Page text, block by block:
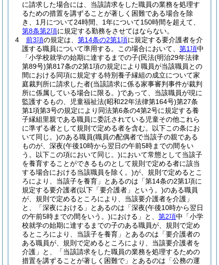
に請求した場合には、当該請求をした職員の業務を処理す
るための措置を講ずることが著しく困難である場合を除
き、1月について24時間、1年について150時間を超えて、
第8条第2項に規定する勤務をさせてはならない。
4
前3項の規定は、 第14条の2第1項に規定する要介護者を介
護する職員について準用する。
この場合において、 第1項中
「小学校就学の始期に達するまでの子(民法(明治29年法律
第89号)第817条の2第1項の規定により職員が当該職員との
間における同項に規定する特別養子縁組の成立について家
庭裁判所に請求した者(当該請求に係る家事審判事件が裁判
所に係属している場合に限る。)であって、当該職員が現に
監護するもの、児童福祉法(昭和22年法律第164号)第27条
第1項第3号の規定により同法第6条の4第2号に規定する養
子縁組里親である職員に委託されている児童その他これら
に準ずる者として規則で定める者を含む。以下この条にお
いて同じ。)のある職員(職員の配偶者で当該子の親である
ものが、深夜(午後10時から翌日の午前5時までの間をい
う。以下この項において同じ。)において常態として当該子
を養育することができるものとして規則で定める者に該当
する場合における当該職員を除く。)が、規則で定めるとこ
ろにより、当該子を養育」とあるのは「第14条の2第1項に
規定する要介護者(以下「要介護者」という。)のある職員
が、規則で定めるところにより、当該要介護者を介護」
と、「深夜における」とあるのは「深夜(午後10時から翌日
の午前5時までの間をいう。)における」と、 第2項中「小学
校就学の始期に達するまでの子のある職員が、規則で定め
るところにより、当該子を養育」とあるのは「要介護者の
ある職員が、規則で定めるところにより、当該要介護者を
介護」と、「当該請求をした職員の業務を処理するための
措置を講ずることが著しく困難で」とあるのは「公務の運